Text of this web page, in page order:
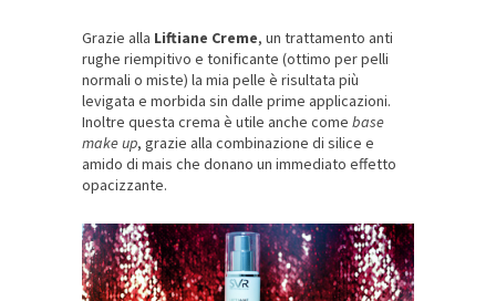
Grazie alla Liftiane Creme, un trattamento anti
rughe riempitivo e tonificante (ottimo per pelli
normali o miste) la mia pelle è risultata più
levigata e morbida sin dalle prime applicazioni.
Inoltre questa crema è utile anche come base
make up, grazie alla combinazione di silice e
amido di mais che donano un immediato effetto
opacizzante.